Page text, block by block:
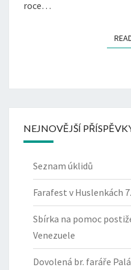
roce…
NEJNOVĚJŠÍ
Seznam úklidů
Farafest v Huslenkách
Sbírka na pomoc
Venezuele
Dovolená br. faráře